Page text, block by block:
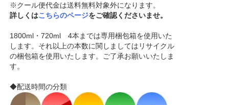
※クール便代金は送料無料対象外になります。
詳しくはこちらのページをご確認くださいませ。
1800ml・720ml 4本までは専用梱包箱を使用いた
します。それ以上の本数に関しましてはリサイクル
の梱包箱を使用いたします。ご了承お願いいたしま
す。
◆配送時間の分類